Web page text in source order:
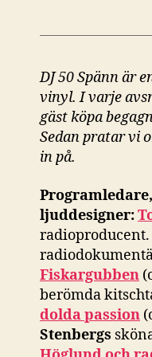
DJ 50 Spänn är
vinyl. I varje
gäst köpa
Sedan pratar vi
in på.
ljuddesigner:
radioproducent.
Fiskargubben
berömda
dolda passion
Stenbergs